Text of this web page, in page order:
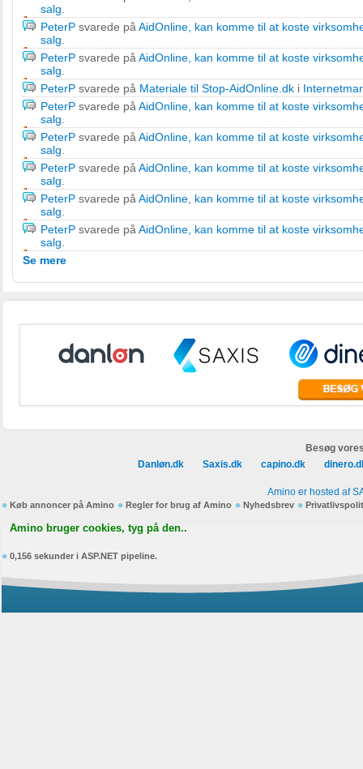
salg
PeterP svarede på AidOnline, kan komme til at koste
salg
PeterP svarede på AidOnline, kan komme til at koste
salg
PeterP svarede på Materiale til Stop-AidOnline.dk i
PeterP svarede på AidOnline, kan komme til at koste
salg
PeterP svarede på AidOnline, kan komme til at koste
salg
PeterP svarede på AidOnline, kan komme til at koste
salg
PeterP svarede på AidOnline, kan komme til at koste
salg
PeterP svarede på AidOnline, kan komme til at koste
salg
Se mere
Besøg
Danløn.dk
Saxis.dk capino.dk
Amino er hosted af
Køb annoncer på Amino Regler for brug af Amino Nyhedsbrev
Amino bruger cookies, tyg på den..
0,156 sekunder i ASP.NET pipeline.